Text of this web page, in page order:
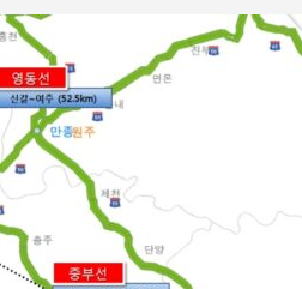
박함과 ‘실무형 정치인’으로 생활정치 실현”
현대전, 강한 군대도 약해질 수 있다”
작가, 생활문화상품 4종 판매
2국가론: 한반도 평화의 새로운 길